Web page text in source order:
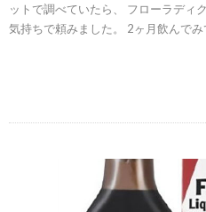
ットで調べていたら、 フローラディ
気持ちで頼みました。 2ヶ月飲んで